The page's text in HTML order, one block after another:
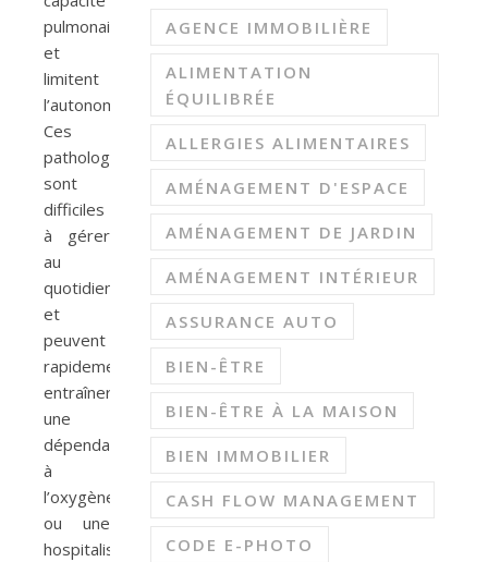
pulmonaire
et
limitent
l’autonomie.
Ces
pathologies
sont
difficiles
à gérer
au
quotidien
et
peuvent
rapidement
entraîner
une
dépendance
à
l’oxygène
ou une
hospitalisation
AGENCE IMMOBILIÈRE
ALIMENTATION
ÉQUILIBRÉE
ALLERGIES ALIMENTAIRES
AMÉNAGEMENT D'ESPACE
AMÉNAGEMENT DE JARDIN
AMÉNAGEMENT INTÉRIEUR
ASSURANCE AUTO
BIEN-ÊTRE
BIEN-ÊTRE À LA MAISON
BIEN IMMOBILIER
CASH FLOW MANAGEMENT
CODE E-PHOTO